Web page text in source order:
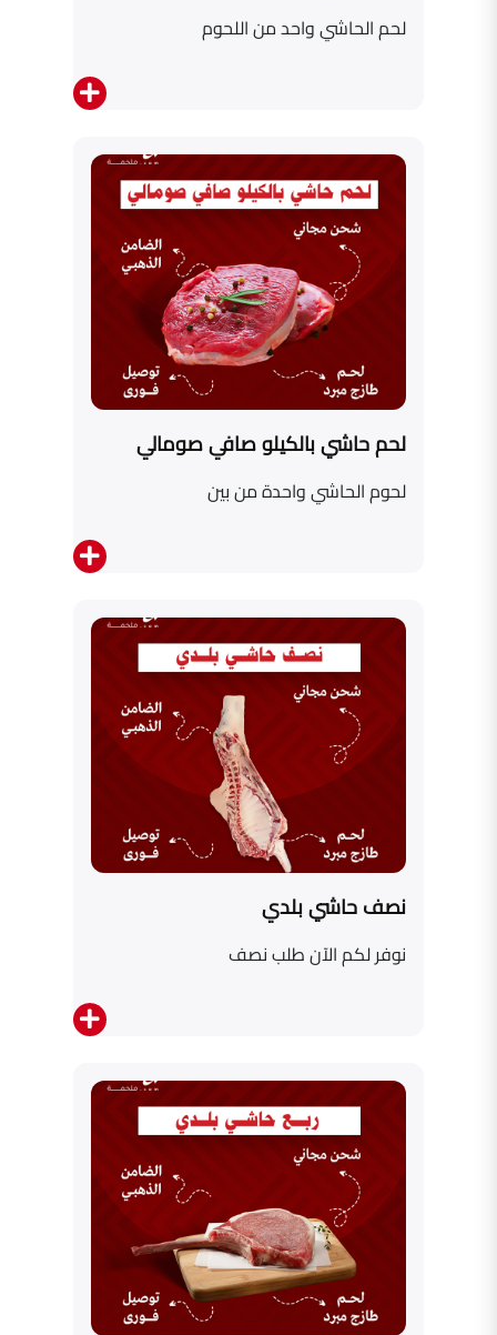
لحم الحاشي واحد من اللحوم
لحم حاشي بالكيلو صافي صومالي
لحوم الحاشي واحدة من بين
نصف حاشي بلدي
نوفر لكم الآن طلب نصف